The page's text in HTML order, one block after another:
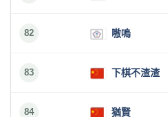
82 嗷嗚
83 下棋不渣渣
84 猶賢